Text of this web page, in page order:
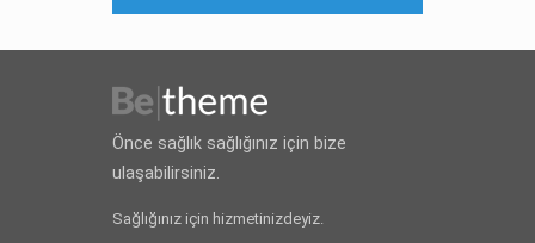
Önce sağlık sağlığınız için bize
ulaşabilirsiniz.
Sağlığınız için hizmetinizdeyiz.